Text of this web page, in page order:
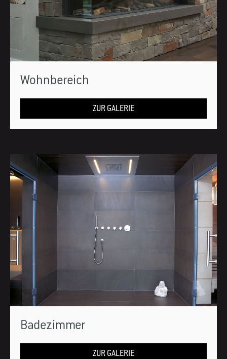
Wohnbereich
ZUR GALERIE
Badezimmer
ZUR GALERIE